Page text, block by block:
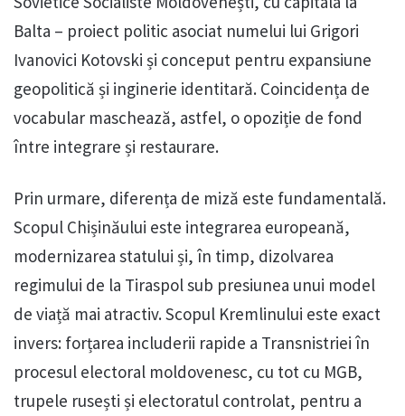
Balta – proiect politic asociat numelui lui Grigori
Ivanovici Kotovski și conceput pentru expansiune
geopolitică și inginerie identitară. Coincidența de
vocabular maschează, astfel, o opoziție de fond
între integrare și restaurare.
Prin urmare, diferența de miză este fundamentală.
Scopul Chișinăului este integrarea europeană,
modernizarea statului și, în timp, dizolvarea
regimului de la Tiraspol sub presiunea unui model
de viață mai atractiv. Scopul Kremlinului este exact
invers: forțarea includerii rapide a Transnistriei în
procesul electoral moldovenesc, cu tot cu MGB,
trupele rusești și electoratul controlat, pentru a